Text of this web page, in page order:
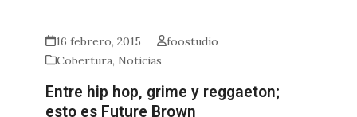
16 febrero, 2015
foostudio
Cobertura, Noticias
Entre hip hop, grime y reggaeton;
esto es Future Brown